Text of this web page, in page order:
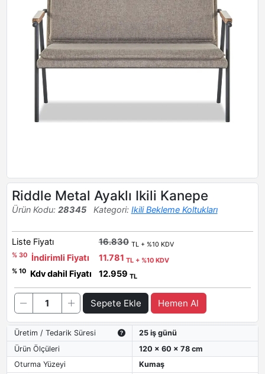
Riddle Metal Ayaklı Ikili Kanepe
Ürün Kodu: 28345 Kategori: Ikili Bekleme Koltukları
Liste Fiyatı 16.830 TL + %10 KDV
% 30
İndirimli Fiyatı 11.781 TL + %10 KDV
% 10
Kdv dahil Fiyatı 12.959 TL
Sepete Ekle Hemen Al
Üretim / Tedarik Süresi
25 iş günü
Ürün Ölçüleri
120 x 60 x 78 cm
Oturma Yüzeyi
Kumaş